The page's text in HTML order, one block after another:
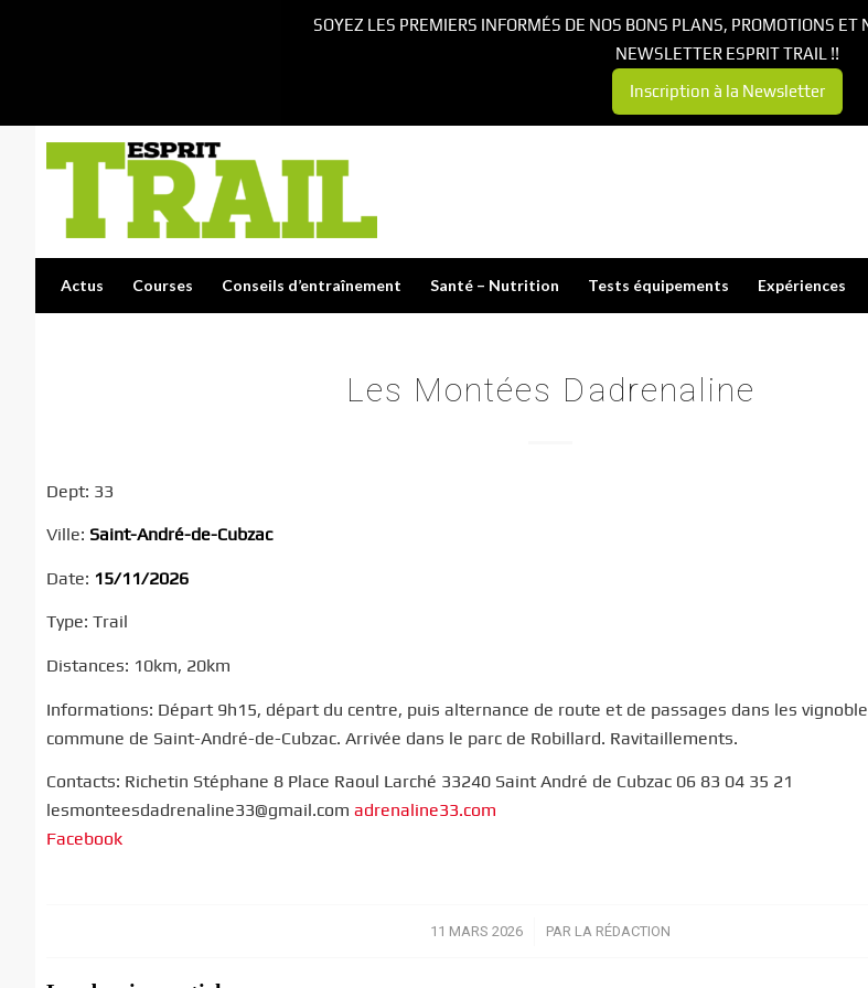
Actus Courses Conseils d’entraînement Santé – Nutrition Tests équipements Expériences
Les Montées Dadrenaline
Dept: 33
Ville: Saint-André-de-Cubzac
Date: 15/11/2026
Type: Trail
Distances: 10km, 20km
Informations: Départ 9h15, départ du centre, puis alternance de route et de passages dans les
commune de Saint-André-de-Cubzac. Arrivée dans le parc de Robillard. Ravitaillements.
Contacts: Richetin Stéphane 8 Place Raoul Larché 33240 Saint André de Cubzac 06 83 04 35 21
lesmonteesdadrenaline33@gmail.com adrenaline33.com
Facebook
11 MARS 2026
/ PAR LA RÉDACTION
SOYEZ LES PREMIERS INFORMÉS DE NOS BONS PLANS, PROMOTIONS
NEWSLETTER ESPRIT TRAIL !!
Inscription à la Newsletter